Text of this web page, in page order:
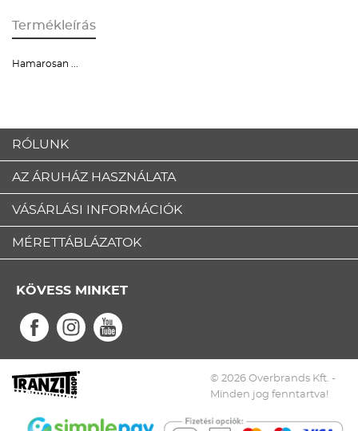
Termékleírás
Hamarosan ...
RÓLUNK
AZ ÁRUHÁZ HASZNÁLATA
VÁSÁRLÁSI INFORMÁCIÓK
MÉRETTÁBLÁZATOK
KÖVESS MINKET
© 2026 Overbrands Kft. -
Minden jog fenntartva!